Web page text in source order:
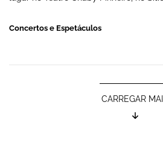
Concertos e Espetáculos
CARREGAR